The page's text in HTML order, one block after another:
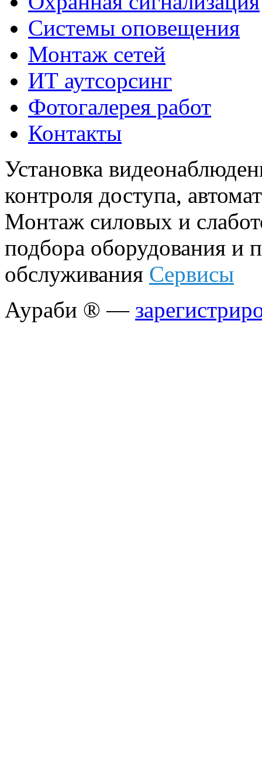
Системы оповещения
Монтаж сетей
ИТ аутсорсинг
Фотогалерея работ
Контакты
Установка
контроля доступа,
Монтаж силовых и
подбора оборудования и
обслуживания Сервисы
Аураби ® —